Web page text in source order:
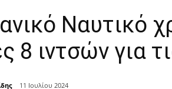
Ναυτικό
8 ιντσών για
11 Ιουλίου 2024